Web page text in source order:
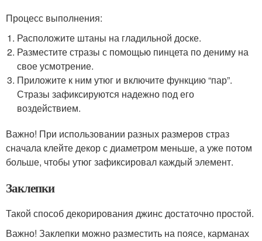
Процесс выполнения:
Расположите штаны на гладильной доске.
Разместите стразы с помощью пинцета по дениму на
свое усмотрение.
Приложите к ним утюг и включите функцию “пар”.
Стразы зафиксируются надежно под его
воздействием.
Важно! При использовании разных размеров страз
сначала клейте декор с диаметром меньше, а уже потом
больше, чтобы утюг зафиксировал каждый элемент.
Заклепки
Такой способ декорирования джинс достаточно простой.
Важно! Заклепки можно разместить на поясе, карманах